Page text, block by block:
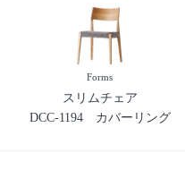
Forms
スリムチェア
DCC-1194 カバーリング